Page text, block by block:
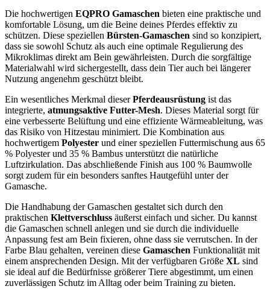
Die hochwertigen EQPRO Gamaschen bieten eine praktische und
komfortable Lösung, um die Beine deines Pferdes effektiv zu
schützen. Diese speziellen Bürsten-Gamaschen sind so konzipiert,
dass sie sowohl Schutz als auch eine optimale Regulierung des
Mikroklimas direkt am Bein gewährleisten. Durch die sorgfältige
Materialwahl wird sichergestellt, dass dein Tier auch bei längerer
Nutzung angenehm geschützt bleibt.
Ein wesentliches Merkmal dieserPferdeausrüstung ist das
integrierte, atmungsaktive Futter-Mesh. Dieses Material sorgt für
eine verbesserte Belüftung und eine effiziente Wärmeableitung, was
das Risiko von Hitzestau minimiert. Die Kombination aus
hochwertigem Polyester und einer speziellen Futtermischung aus 65
% Polyester und 35 % Bambus unterstützt die natürliche
Luftzirkulation. Das abschließende Finish aus 100 % Baumwolle
sorgt zudem für ein besonders sanftes Hautgefühl unter der
Gamasche.
Die Handhabung der Gamaschen gestaltet sich durch den
praktischen Klettverschluss äußerst einfach und sicher. Du kannst
die Gamaschen schnell anlegen und sie durch die individuelle
Anpassung fest am Bein fixieren, ohne dass sie verrutschen. In der
Farbe Blau gehalten, vereinen diese Gamaschen Funktionalität mit
einem ansprechenden Design. Mit der verfügbaren Größe XL sind
sie ideal auf die Bedürfnisse größerer Tiere abgestimmt, um einen
zuverlässigen Schutz im Alltag oder beim Training zu bieten.